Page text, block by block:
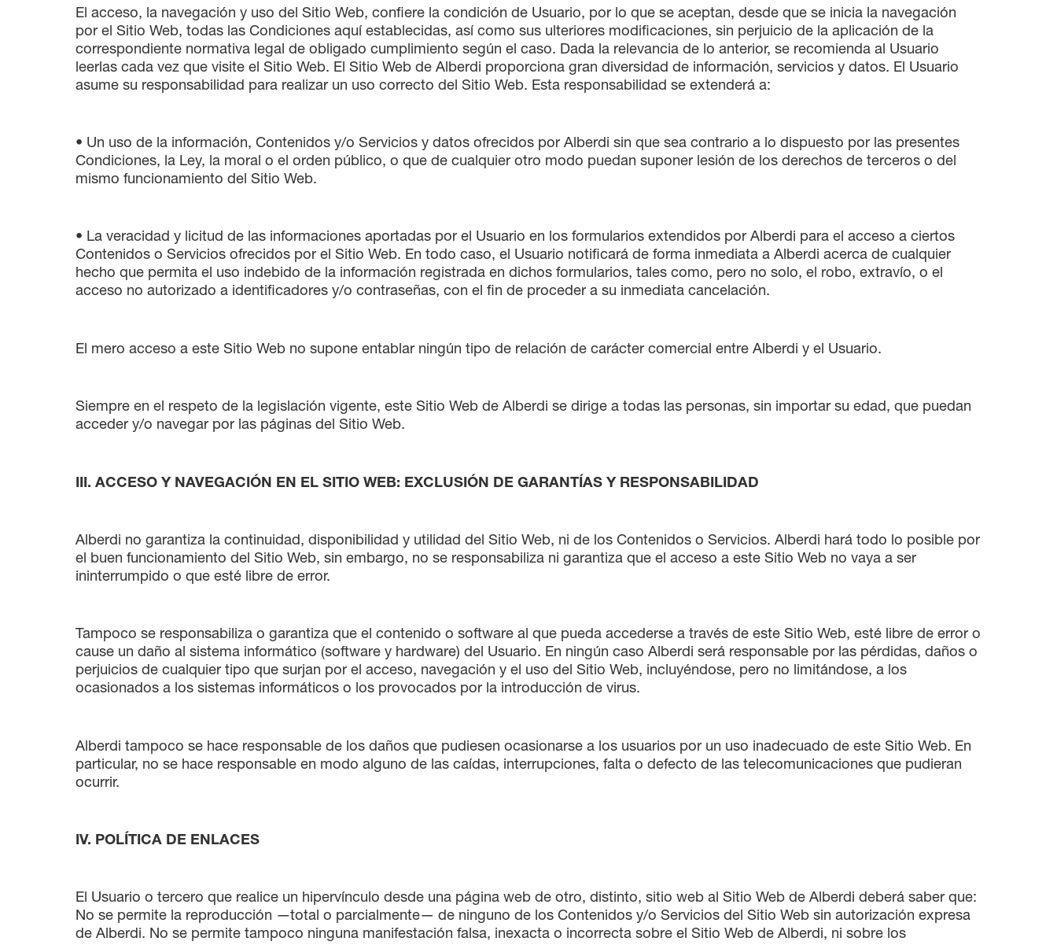
El acceso, la navegación y uso del Sitio Web, confiere la condición de Usuario, por lo que se aceptan, desde que se inicia la navegación
por el Sitio Web, todas las Condiciones aquí establecidas, así como sus ulteriores modificaciones, sin perjuicio de la aplicación de la
correspondiente normativa legal de obligado cumplimiento según el caso. Dada la relevancia de lo anterior, se recomienda al Usuario
leerlas cada vez que visite el Sitio Web. El Sitio Web de Alberdi proporciona gran diversidad de información, servicios y datos. El Usuario
asume su responsabilidad para realizar un uso correcto del Sitio Web. Esta responsabilidad se extenderá a:
• Un uso de la información, Contenidos y/o Servicios y datos ofrecidos por Alberdi sin que sea contrario a lo dispuesto por las presentes
Condiciones, la Ley, la moral o el orden público, o que de cualquier otro modo puedan suponer lesión de los derechos de terceros o del
mismo funcionamiento del Sitio Web.
• La veracidad y licitud de las informaciones aportadas por el Usuario en los formularios extendidos por Alberdi para el acceso a ciertos
Contenidos o Servicios ofrecidos por el Sitio Web. En todo caso, el Usuario notificará de forma inmediata a Alberdi acerca de cualquier
hecho que permita el uso indebido de la información registrada en dichos formularios, tales como, pero no solo, el robo, extravío, o el
acceso no autorizado a identificadores y/o contraseñas, con el fin de proceder a su inmediata cancelación.
El mero acceso a este Sitio Web no supone entablar ningún tipo de relación de carácter comercial entre Alberdi y el Usuario.
Siempre en el respeto de la legislación vigente, este Sitio Web de Alberdi se dirige a todas las personas, sin importar su edad, que puedan
acceder y/o navegar por las páginas del Sitio Web.
III. ACCESO Y NAVEGACIÓN EN EL SITIO WEB: EXCLUSIÓN DE GARANTÍAS Y RESPONSABILIDAD
Alberdi no garantiza la continuidad, disponibilidad y utilidad del Sitio Web, ni de los Contenidos o Servicios. Alberdi hará todo lo posible por
el buen funcionamiento del Sitio Web, sin embargo, no se responsabiliza ni garantiza que el acceso a este Sitio Web no vaya a ser
ininterrumpido o que esté libre de error.
Tampoco se responsabiliza o garantiza que el contenido o software al que pueda accederse a través de este Sitio Web, esté libre de error o
cause un daño al sistema informático (software y hardware) del Usuario. En ningún caso Alberdi será responsable por las pérdidas, daños o
perjuicios de cualquier tipo que surjan por el acceso, navegación y el uso del Sitio Web, incluyéndose, pero no limitándose, a los
ocasionados a los sistemas informáticos o los provocados por la introducción de virus.
Alberdi tampoco se hace responsable de los daños que pudiesen ocasionarse a los usuarios por un uso inadecuado de este Sitio Web. En
particular, no se hace responsable en modo alguno de las caídas, interrupciones, falta o defecto de las telecomunicaciones que pudieran
ocurrir.
IV. POLÍTICA DE ENLACES
El Usuario o tercero que realice un hipervínculo desde una página web de otro, distinto, sitio web al Sitio Web de Alberdi deberá saber que:
No se permite la reproducción —total o parcialmente— de ninguno de los Contenidos y/o Servicios del Sitio Web sin autorización expresa
de Alberdi. No se permite tampoco ninguna manifestación falsa, inexacta o incorrecta sobre el Sitio Web de Alberdi, ni sobre los